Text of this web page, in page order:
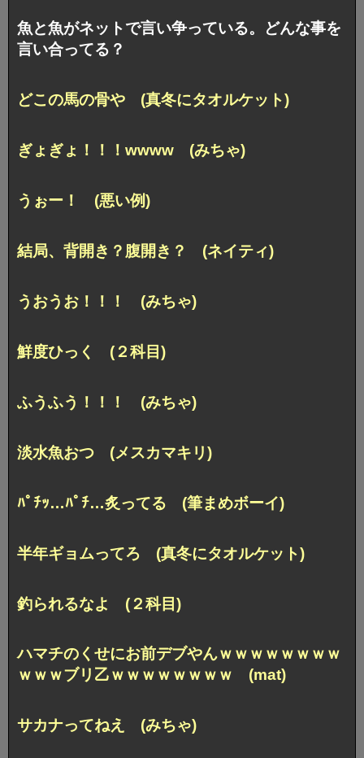
魚と魚がネットで言い争っている。どんな事を
言い合ってる？
どこの馬の骨や (真冬にタオルケット)
ぎょぎょ！！！wwww (みちゃ)
うぉー！ (悪い例)
結局、背開き？腹開き？ (ネイティ)
うおうお！！！ (みちゃ)
鮮度ひっく (２科目)
ふうふう！！！ (みちゃ)
淡水魚おつ (メスカマキリ)
ﾊﾟﾁｯ…ﾊﾟﾁ…炙ってる (筆まめボーイ)
半年ギョムってろ (真冬にタオルケット)
釣られるなよ (２科目)
ハマチのくせにお前デブやんｗｗｗｗｗｗｗｗ
ｗｗｗブリ乙ｗｗｗｗｗｗｗｗ (mat)
サカナってねえ (みちゃ)